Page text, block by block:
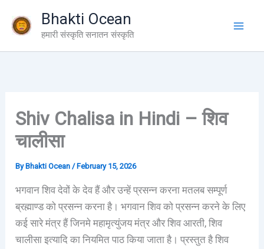
Bhakti Ocean
हमारी संस्कृति सनातन संस्कृति
Shiv Chalisa in Hindi – शिव
चालीसा
ByBhakti Ocean /February 15, 2026
भगवान शिव देवों के देव हैं और उन्हें प्रसन्न करना मतलब सम्पूर्ण
ब्रह्माण्ड को प्रसन्न करना है। भगवान शिव को प्रसन्न करने के लिए
कई सारे मंत्र हैं जिनमे महामृत्युंजय मंत्र और शिव आरती, शिव
चालीसा इत्यादि का नियमित पाठ किया जाता है। प्रस्तुत है शिव